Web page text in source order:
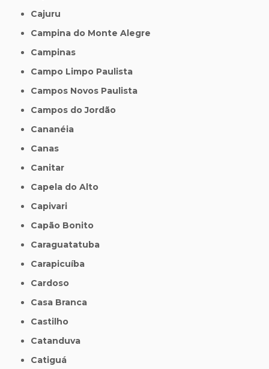
Cajuru
Campina do Monte Alegre
Campinas
Campo Limpo Paulista
Campos Novos Paulista
Campos do Jordão
Cananéia
Canas
Canitar
Capela do Alto
Capivari
Capão Bonito
Caraguatatuba
Carapicuíba
Cardoso
Casa Branca
Castilho
Catanduva
Catiguá